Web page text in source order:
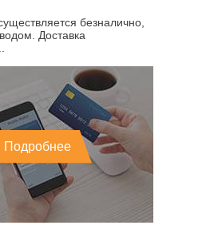
безналично,
Доставка
Подробнее